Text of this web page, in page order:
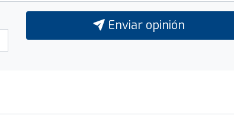
Enviar opinión